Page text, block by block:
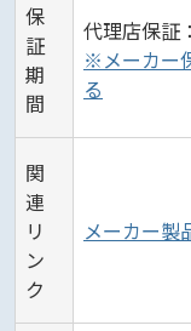
保
証
期
間
代理店保証
※メーカー
る
関
連
リ
ン
ク
メーカー製